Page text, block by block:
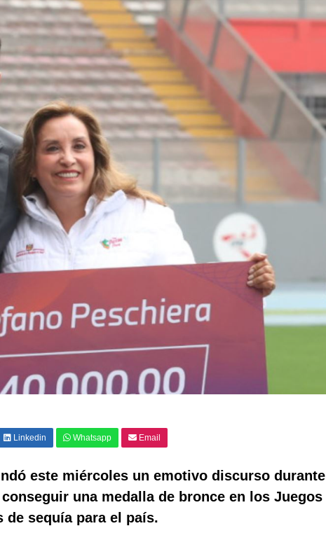
Linkedin Whatsapp Email
este miércoles un emotivo discurso durante
una medalla de bronce en los Juegos
de sequía para el país.